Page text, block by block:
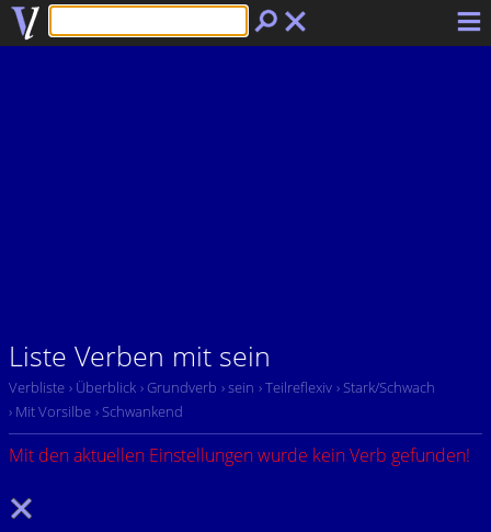
Liste Verben mit sein
Verbliste › Überblick › Grundverb › sein › Teilreflexiv › Stark/Schwach
› Mit Vorsilbe › Schwankend
Mit den aktuellen Einstellungen wurde kein Verb gefunden!